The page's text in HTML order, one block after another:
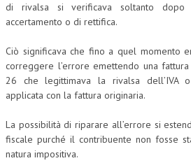
di rivalsa si verificava soltanto dopo
accertamento o di rettifica.
Ciò significava che fino a quel momento
correggere l’errore emettendo una
26 che legittimava la rivalsa dell’IVA
applicata con la fattura originaria.
La possibilità di riparare all’errore si
fiscale purché il contribuente non fosse
natura impositiva.